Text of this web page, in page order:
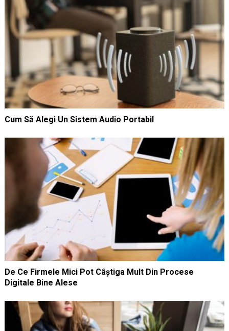
Cum Să Alegi Un Sistem Audio Portabil
De Ce Firmele Mici Pot Câștiga Mult Din Procese
Digitale Bine Alese